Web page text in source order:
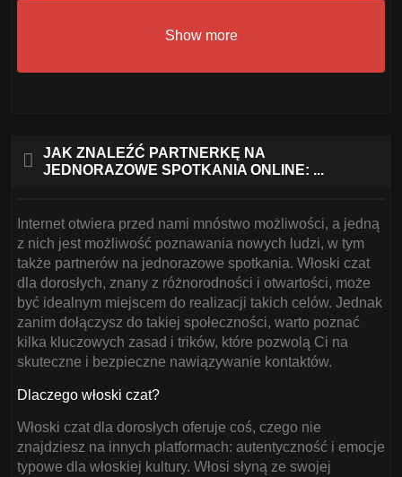
Show more
JAK ZNALEŹĆ PARTNERKĘ NA
JEDNORAZOWE SPOTKANIA ONLINE: ...
Internet otwiera przed nami mnóstwo możliwości, a jedną
z nich jest możliwość poznawania nowych ludzi, w tym
także partnerów na jednorazowe spotkania. Włoski czat
dla dorosłych, znany z różnorodności i otwartości, może
być idealnym miejscem do realizacji takich celów. Jednak
zanim dołączysz do takiej społeczności, warto poznać
kilka kluczowych zasad i trików, które pozwolą Ci na
skuteczne i bezpieczne nawiązywanie kontaktów.
Dlaczego włoski czat?
Włoski czat dla dorosłych oferuje coś, czego nie
znajdziesz na innych platformach: autentyczność i emocje
typowe dla włoskiej kultury. Włosi słyną ze swojej